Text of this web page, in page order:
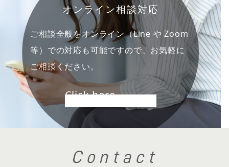
オンライン相談対応
ご相談全般をオンライン（Line や Zoom
等）での対応も可能ですので、お気軽に
ご相談ください。
Click here
Contact